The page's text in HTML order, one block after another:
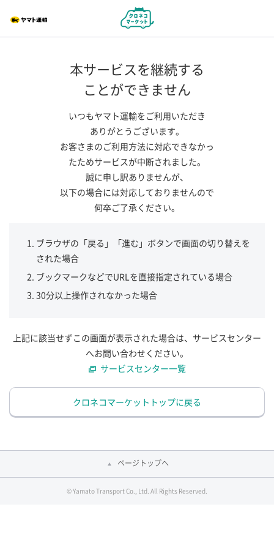
本サービスを継続する
ことができません
いつもヤマト運輸をご利用いただき
ありがとうございます。
お客さまのご利用方法に対応できなかっ
たためサービスが中断されました。
誠に申し訳ありませんが、
以下の場合には対応しておりませんので
何卒ご了承ください。
ブラウザの「戻る」「進む」ボタンで画面の切り替えを
された場合
ブックマークなどでURLを直接指定されている場合
30分以上操作されなかった場合
上記に該当せずこの画面が表示された場合は、サービスセンター
へお問い合わせください。
サービスセンター一覧
クロネコマーケットトップに戻る
ページトップへ
© Yamato Transport Co., Ltd. All Rights Reserved.